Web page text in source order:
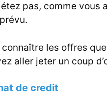
pas, comme vous
connaître les offres
aller jeter un coup
de credit